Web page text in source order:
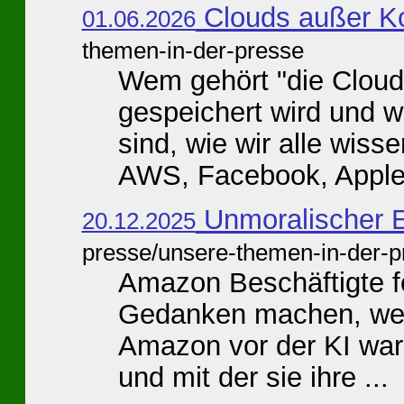
01.06.2026Clouds außer
themen-in-der-presse
Wem gehört "die
gespeichert wird und
sind, wie wir alle
AWS, Facebook,
20.12.2025Unmoralischer
presse/unsere-themen-in-der-
Amazon Beschäftigte
Gedanken machen,
Amazon vor der KI
und mit der sie ihre ...